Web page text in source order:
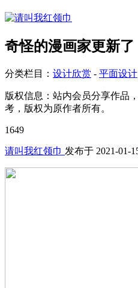
奇怪的漫画家更新了
分类栏目： 设计欣赏 - 平面设计
版权信息： 站内会员分享作品
考，版权为原作者所有。
1649
请叫我红领巾 发布于 2021-01-